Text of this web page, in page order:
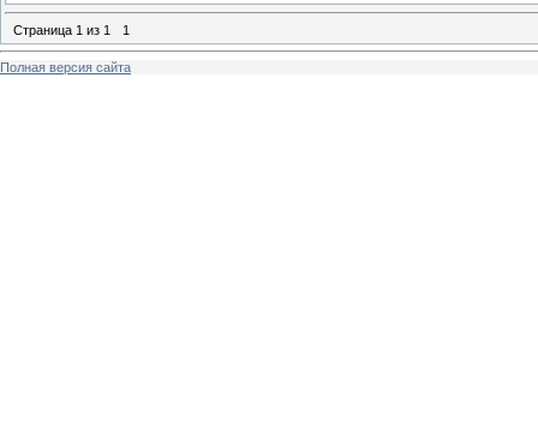
Страница 1 из 1 1
Полная версия сайта